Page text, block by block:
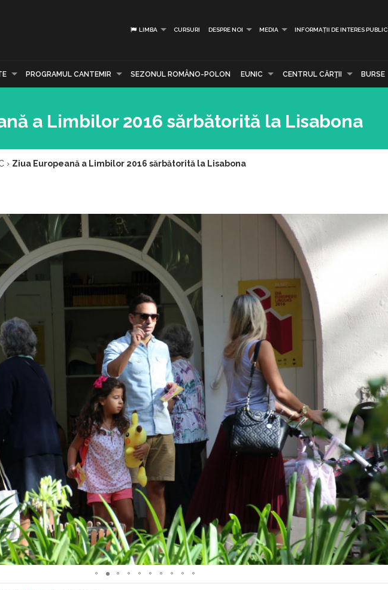
LIMBA CURSURI DESPRE NOI MEDIA INFORMAȚII DE INTERES PUBLIC
PROGRAMUL CANTEMIR SEZONUL ROMÂNO-POLON EUNIC CENTRUL CĂRŢII BURSE
a Limbilor 2016 sărbătorită la Lisabona
› Ziua Europeană a Limbilor 2016 sărbătorită la Lisabona